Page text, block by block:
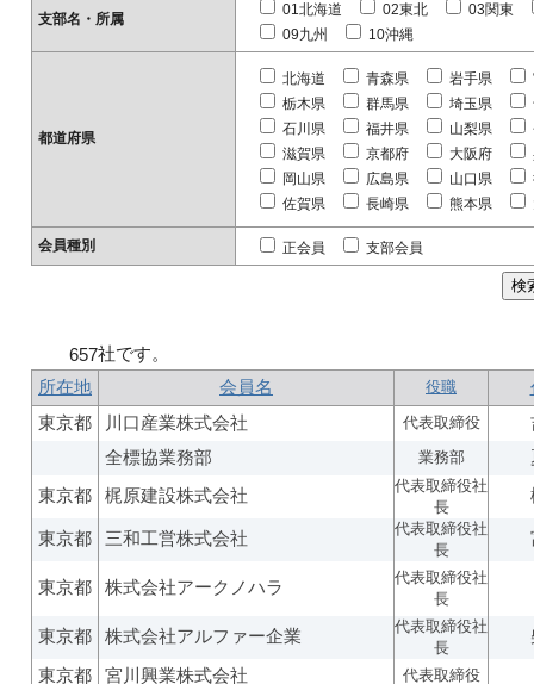
支部名・所属
01北海道 02東北
03関東
09九州
10沖縄
都道府県
北海道 青森県 岩手県
栃木県
群馬県 埼玉県
石川県
福井県 山梨県
滋賀県
京都府 大阪府
岡山県
広島県 山口県
佐賀県
長崎県 熊本県
会員種別 正会員 支部会員
657社です。
所在地
会員名 役職
東京都
川口産業株式会社 代表取締役
全標協業務部
業務部
東京都
梶原建設株式会社
代表取締役社
長
東京都 三和工営株式会社
代表取締役社
長
東京都 株式会社アークノハラ
代表取締役社
長
東京都 株式会社アルファー企業
代表取締役社
長
東京都 宮川興業株式会社 代表取締役